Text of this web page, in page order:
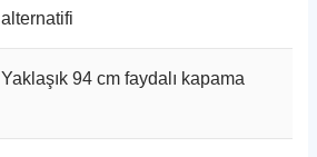
alternatifi
Yaklaşık 94 cm faydalı kapama